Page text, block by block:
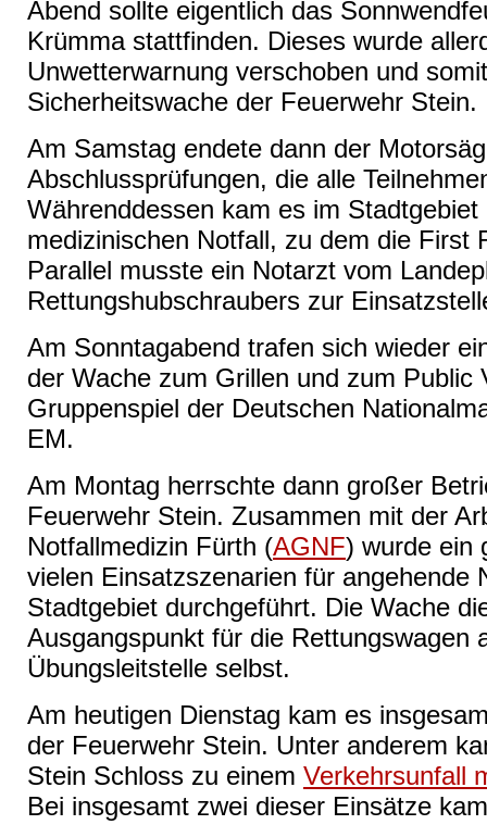
Abend sollte eigentlich das
Krümma stattfinden. Dieses wurde
Unwetterwarnung verschoben und
Sicherheitswache der Feuerwehr Stein.
Am Samstag endete dann der
Abschlussprüfungen, die alle
Währenddessen kam es im
medizinischen Notfall, zu dem die First
Parallel musste ein Notarzt vom
Rettungshubschraubers zur
Am Sonntagabend trafen sich wieder
der Wache zum Grillen und zum Public
Gruppenspiel der Deutschen
EM.
Am Montag herrschte dann großer
Feuerwehr Stein. Zusammen mit der
Notfallmedizin Fürth (AGNF) wurde ein
vielen Einsatzszenarien für angehende
Stadtgebiet durchgeführt. Die Wache
Ausgangspunkt für die Rettungswagen
Übungsleitstelle selbst.
Am heutigen Dienstag kam es
der Feuerwehr Stein. Unter anderem
Stein Schloss zu einem Verkehrsunfall
Bei insgesamt zwei dieser Einsätze